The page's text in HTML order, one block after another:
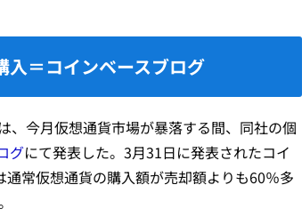
入＝コインベースブログ
、今月仮想通貨市場が暴落する間、同社の個
グにて発表した。3月31日に発表されたコイ
常仮想通貨の購入額が売却額よりも60％多